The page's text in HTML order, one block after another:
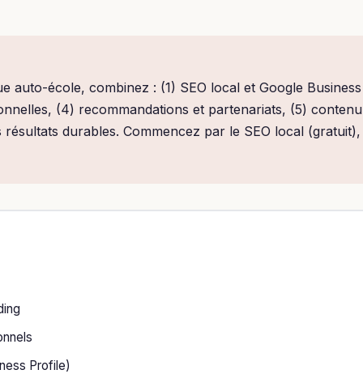
auto-école, combinez : (1) SEO local et Google
(4) recommandations et partenariats, (5)
durables. Commencez par le SEO local
Profile)